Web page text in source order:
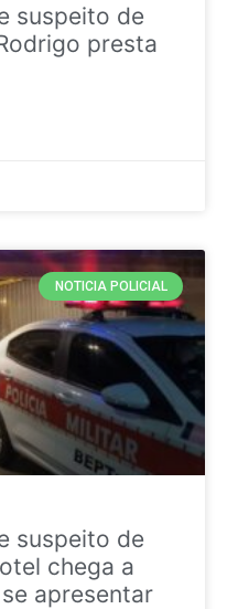
suspeito de
presta
NOTICIA POLICIAL
suspeito de
chega a
apresentar